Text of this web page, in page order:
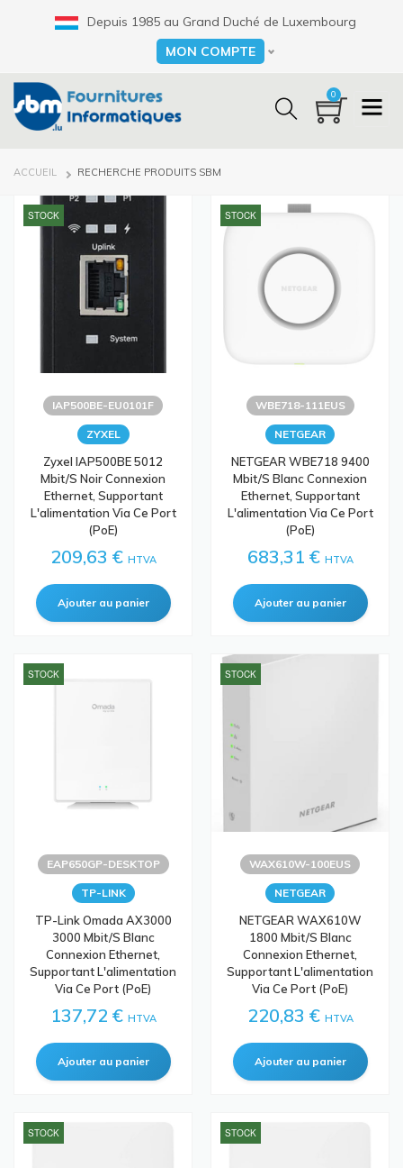
Depuis 1985 au Grand Duché de Luxembourg
Select your language
MON COMPTE
0
FIL
ACCUEIL RECHERCHE PRODUITS SBM
STOCK
IAP500BE-EU0101F
ZYXEL
Zyxel IAP500BE 5012
Mbit/s Noir Connexion
Ethernet, Supportant
L'alimentation Via Ce Port
(PoE)
209,63 € HTVA
STOCK
WBE718-111EUS
NETGEAR
NETGEAR WBE718 9400
Mbit/s Blanc Connexion
Ethernet, Supportant
L'alimentation Via Ce Port
(PoE)
683,31 € HTVA
STOCK
EAP650GP-DESKTOP
TP-LINK
TP-Link Omada AX3000
3000 Mbit/s Blanc
Connexion Ethernet,
Supportant L'alimentation
Via Ce Port (PoE)
137,72 € HTVA
STOCK
WAX610W-100EUS
NETGEAR
NETGEAR WAX610W
1800 Mbit/s Blanc
Connexion Ethernet,
Supportant L'alimentation
Via Ce Port (PoE)
220,83 € HTVA
STOCK STOCK